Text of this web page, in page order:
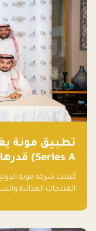
Series A) قدرها 5 ملايين ريال
أعلنت شركة مونة
المنتجات الغذائية
دولار أمريكي)،